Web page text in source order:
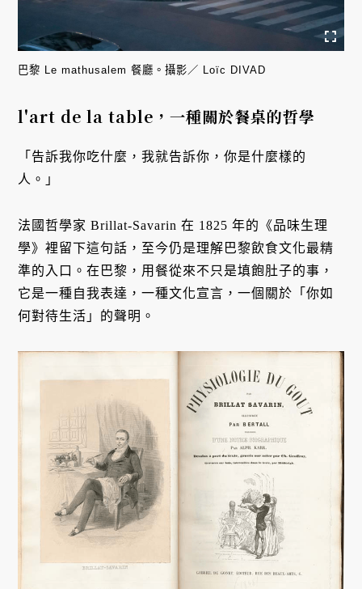
巴黎 Le mathusalem 餐廳。攝影／ Loïc DIVAD
l'art de la table，一種關於餐桌的哲學
「告訴我你吃什麼，我就告訴你，你是什麼樣的
人。」
法國哲學家 Brillat-Savarin 在 1825 年的《品味生理
學》裡留下這句話，至今仍是理解巴黎飲食文化最精
準的入口。在巴黎，用餐從來不只是填飽肚子的事，
它是一種自我表達，一種文化宣言，一個關於「你如
何對待生活」的聲明。